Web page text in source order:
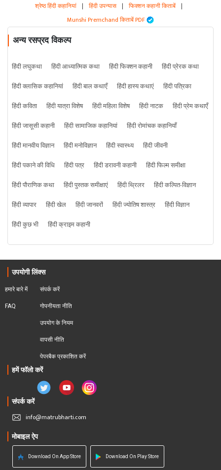
श्रेष्ठ हिंदी कहानियां | हिंदी उपन्यास | फिक्शन कहानी किताबें |
Munshi Premchand किताबें PDF
अन्य रसप्रद विकल्प
हिंदी लघुकथा हिंदी आध्यात्मिक कथा हिंदी फिक्शन कहानी
हिंदी प्रेरक कथा
हिंदी क्लासिक कहानियां
हिंदी बाल कथाएँ हिंदी हास्य कथाएं
हिंदी पत्रिका
हिंदी कविता
हिंदी यात्रा विशेष हिंदी महिला विशेष हिंदी नाटक
हिंदी प्रेम कथाएँ
हिंदी जासूसी कहानी
हिंदी सामाजिक कहानियां
हिंदी रोमांचक कहानियाँ
हिंदी मानवीय विज्ञान
हिंदी मनोविज्ञान हिंदी स्वास्थ्य
हिंदी जीवनी
हिंदी पकाने की विधि
हिंदी पत्र हिंदी डरावनी कहानी
हिंदी फिल्म समीक्षा
हिंदी पौराणिक कथा
हिंदी पुस्तक समीक्षाएं हिंदी थ्रिलर
हिंदी कल्पित-विज्ञान
हिंदी व्यापार
हिंदी खेल हिंदी जानवरों हिंदी ज्योतिष शास्त्र
हिंदी विज्ञान
हिंदी कुछ भी
हिंदी क्राइम कहानी
उपयोगी लिंक्स
हमारे बारे में
FAQ
संपर्क करें
गोपनीयता नीति
उपयोग के नियम
वापसी नीति
पेपरबैक प्रकाशित करें
हमें फॉलो करें
संपर्क करें
info@matrubharti.com
मोबाइल ऐप
Download On App Store Download On Play Store